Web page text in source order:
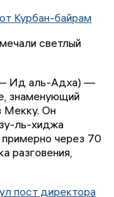
Курбан-байрам
светлый
— Ид аль-Адха) —
знаменующий
Мекку. Он
ль-хиджа
через 70
разговения,
пост директора